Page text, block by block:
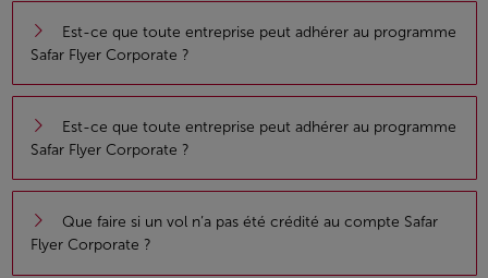
Est-ce que toute entreprise peut adhérer au programme
Safar Flyer Corporate ?
Est-ce que toute entreprise peut adhérer au programme
Safar Flyer Corporate ?
Que faire si un vol n’a pas été crédité au compte Safar
Flyer Corporate ?